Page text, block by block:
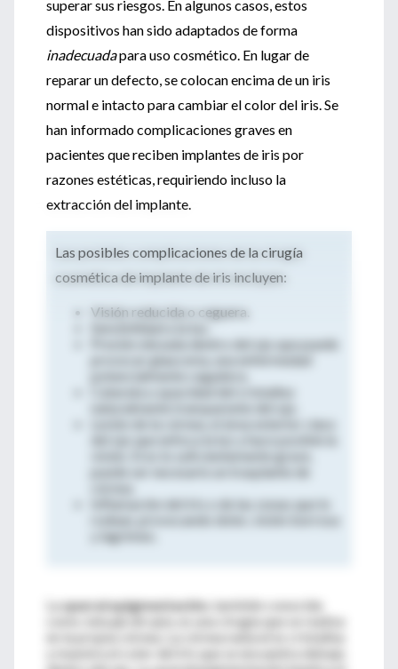
superar sus riesgos. En algunos casos, estos
dispositivos han sido adaptados de forma
inadecuadapara uso cosmético. En lugar de
reparar un defecto, se colocan encima de un iris
normal e intacto para cambiar el color del iris. Se
han informado complicaciones graves en
pacientes que reciben implantes de iris por
razones estéticas, requiriendo incluso la
extracción del implante.
Las posibles complicaciones de la cirugía
cosmética de implante de iris incluyen:
Visión reducida o ceguera.
Presión elevada dentro del ojo que puede
Catarata u opacidad del cristalino
Lesión de la córnea, el área exterior clara
Inflamación del iris o de las zonas que lo
Laqueratopigmentación, también conocida
, es una cirugía que se realiza